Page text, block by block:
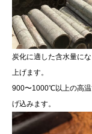
炭化に適した含水量に
上げます。
900〜1000℃以上の高温
げ込みます。